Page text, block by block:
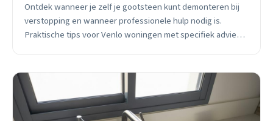
Ontdek wanneer je zelf je gootsteen kunt demonteren bij
verstopping en wanneer professionele hulp nodig is.
Praktische tips voor Venlo woningen met specifiek advies